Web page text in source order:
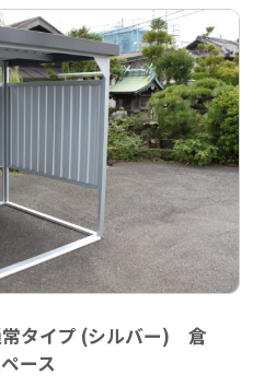
タイプ (シルバー) 倉
ース